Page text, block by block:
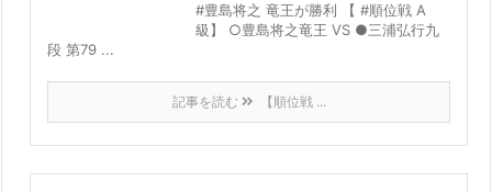
#豊島将之 竜王が勝利 【 #順位戦 A
級】 ○豊島将之竜王 VS ●三浦弘行九
段 第79 ...
記事を読む 【順位戦 ...